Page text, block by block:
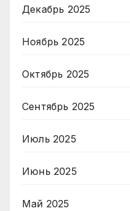
Декабрь 2025
Ноябрь 2025
Октябрь 2025
Сентябрь 2025
Июль 2025
Июнь 2025
Май 2025